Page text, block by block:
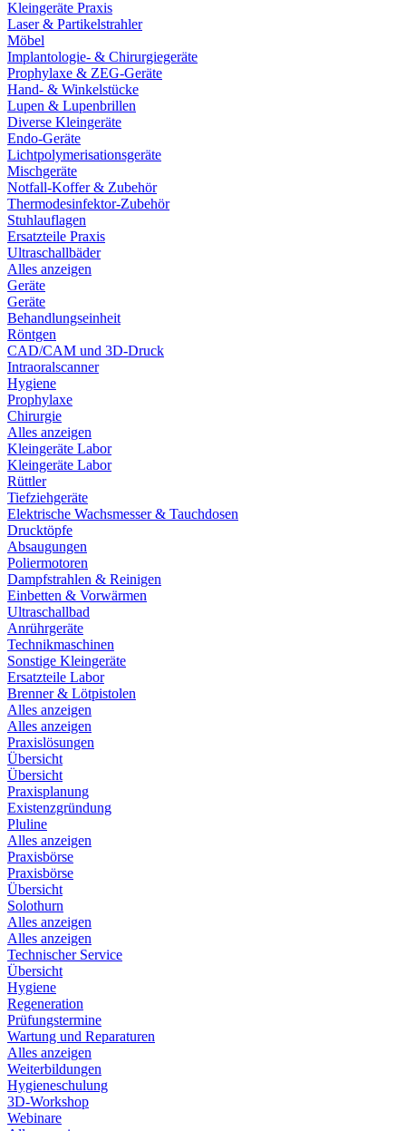
Kleingeräte Praxis
Laser & Partikelstrahler
Möbel
Implantologie- & Chirurgiegeräte
Prophylaxe & ZEG-Geräte
Hand- & Winkelstücke
Lupen & Lupenbrillen
Diverse Kleingeräte
Endo-Geräte
Lichtpolymerisationsgeräte
Mischgeräte
Notfall-Koffer & Zubehör
Thermodesinfektor-Zubehör
Stuhlauflagen
Ersatzteile Praxis
Ultraschallbäder
Alles anzeigen
Geräte
Geräte
Behandlungseinheit
Röntgen
CAD/CAM und 3D-Druck
Intraoralscanner
Hygiene
Prophylaxe
Chirurgie
Alles anzeigen
Kleingeräte Labor
Kleingeräte Labor
Rüttler
Tiefziehgeräte
Elektrische Wachsmesser & Tauchdosen
Drucktöpfe
Absaugungen
Poliermotoren
Dampfstrahlen & Reinigen
Einbetten & Vorwärmen
Ultraschallbad
Anrührgeräte
Technikmaschinen
Sonstige Kleingeräte
Ersatzteile Labor
Brenner & Lötpistolen
Alles anzeigen
Alles anzeigen
Praxislösungen
Übersicht
Übersicht
Praxisplanung
Existenzgründung
Pluline
Alles anzeigen
Praxisbörse
Praxisbörse
Übersicht
Solothurn
Alles anzeigen
Alles anzeigen
Technischer Service
Übersicht
Hygiene
Regeneration
Prüfungstermine
Wartung und Reparaturen
Alles anzeigen
Weiterbildungen
Hygieneschulung
3D-Workshop
Webinare